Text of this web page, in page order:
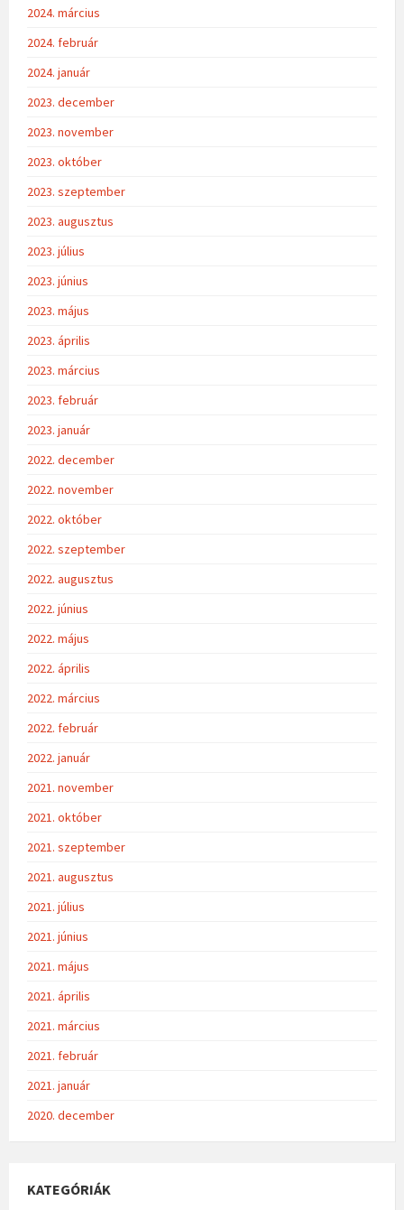
2024. március
2024. február
2024. január
2023. december
2023. november
2023. október
2023. szeptember
2023. augusztus
2023. július
2023. június
2023. május
2023. április
2023. március
2023. február
2023. január
2022. december
2022. november
2022. október
2022. szeptember
2022. augusztus
2022. június
2022. május
2022. április
2022. március
2022. február
2022. január
2021. november
2021. október
2021. szeptember
2021. augusztus
2021. július
2021. június
2021. május
2021. április
2021. március
2021. február
2021. január
2020. december
KATEGÓRIÁK